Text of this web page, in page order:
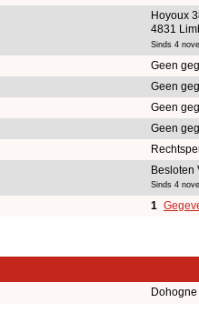
Hoyoux
4831
Sinds 4
Geen
Geen
Geen
Geen
Besloten
Sinds 4
1